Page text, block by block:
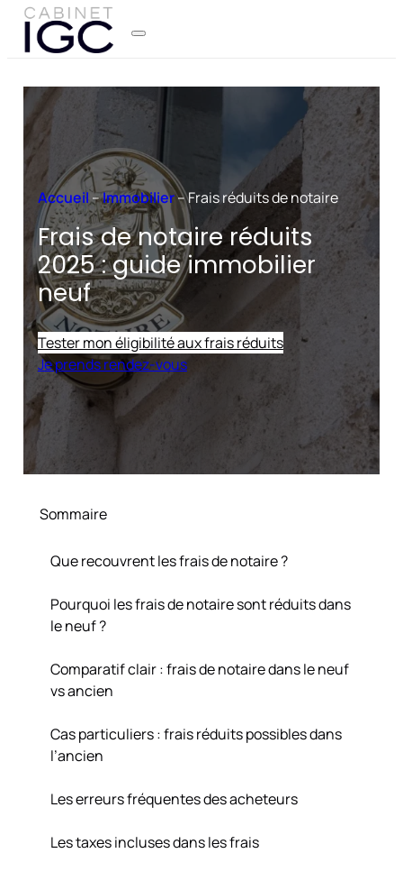
Accueil–Immobilier–Frais réduits de notaire
Frais de notaire réduits
2025 : guide immobilier
neuf
Tester mon éligibilité aux frais réduits
Je prends rendez-vous
Sommaire
Que recouvrent les frais de notaire ?
Pourquoi les frais de notaire sont réduits dans
le neuf ?
Comparatif clair : frais de notaire dans le neuf
vs ancien
Cas particuliers : frais réduits possibles dans
l’ancien
Les erreurs fréquentes des acheteurs
Les taxes incluses dans les frais